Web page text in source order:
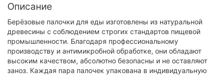
Описание
Берёзовые палочки для еды изготовлены из натуральной
древесины с соблюдением строгих стандартов пищевой
промышленности. Благодаря профессиональному
производству и антимикробной обработке, они обладают
высоким качеством, абсолютно безопасны и не оставляют
заноз. Каждая пара палочек упакована в индивидуальную